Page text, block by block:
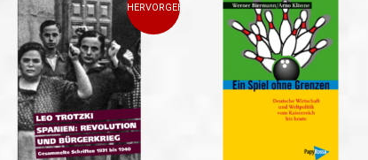
HERVORGEHOBEN